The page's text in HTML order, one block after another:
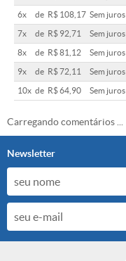
6x de R$ 108,17 Sem juros
7x de R$ 92,71 Sem juros
8x de R$ 81,12 Sem juros
9x de R$ 72,11 Sem juros
10x de R$ 64,90 Sem juros
Carregando comentários ...
Newsletter